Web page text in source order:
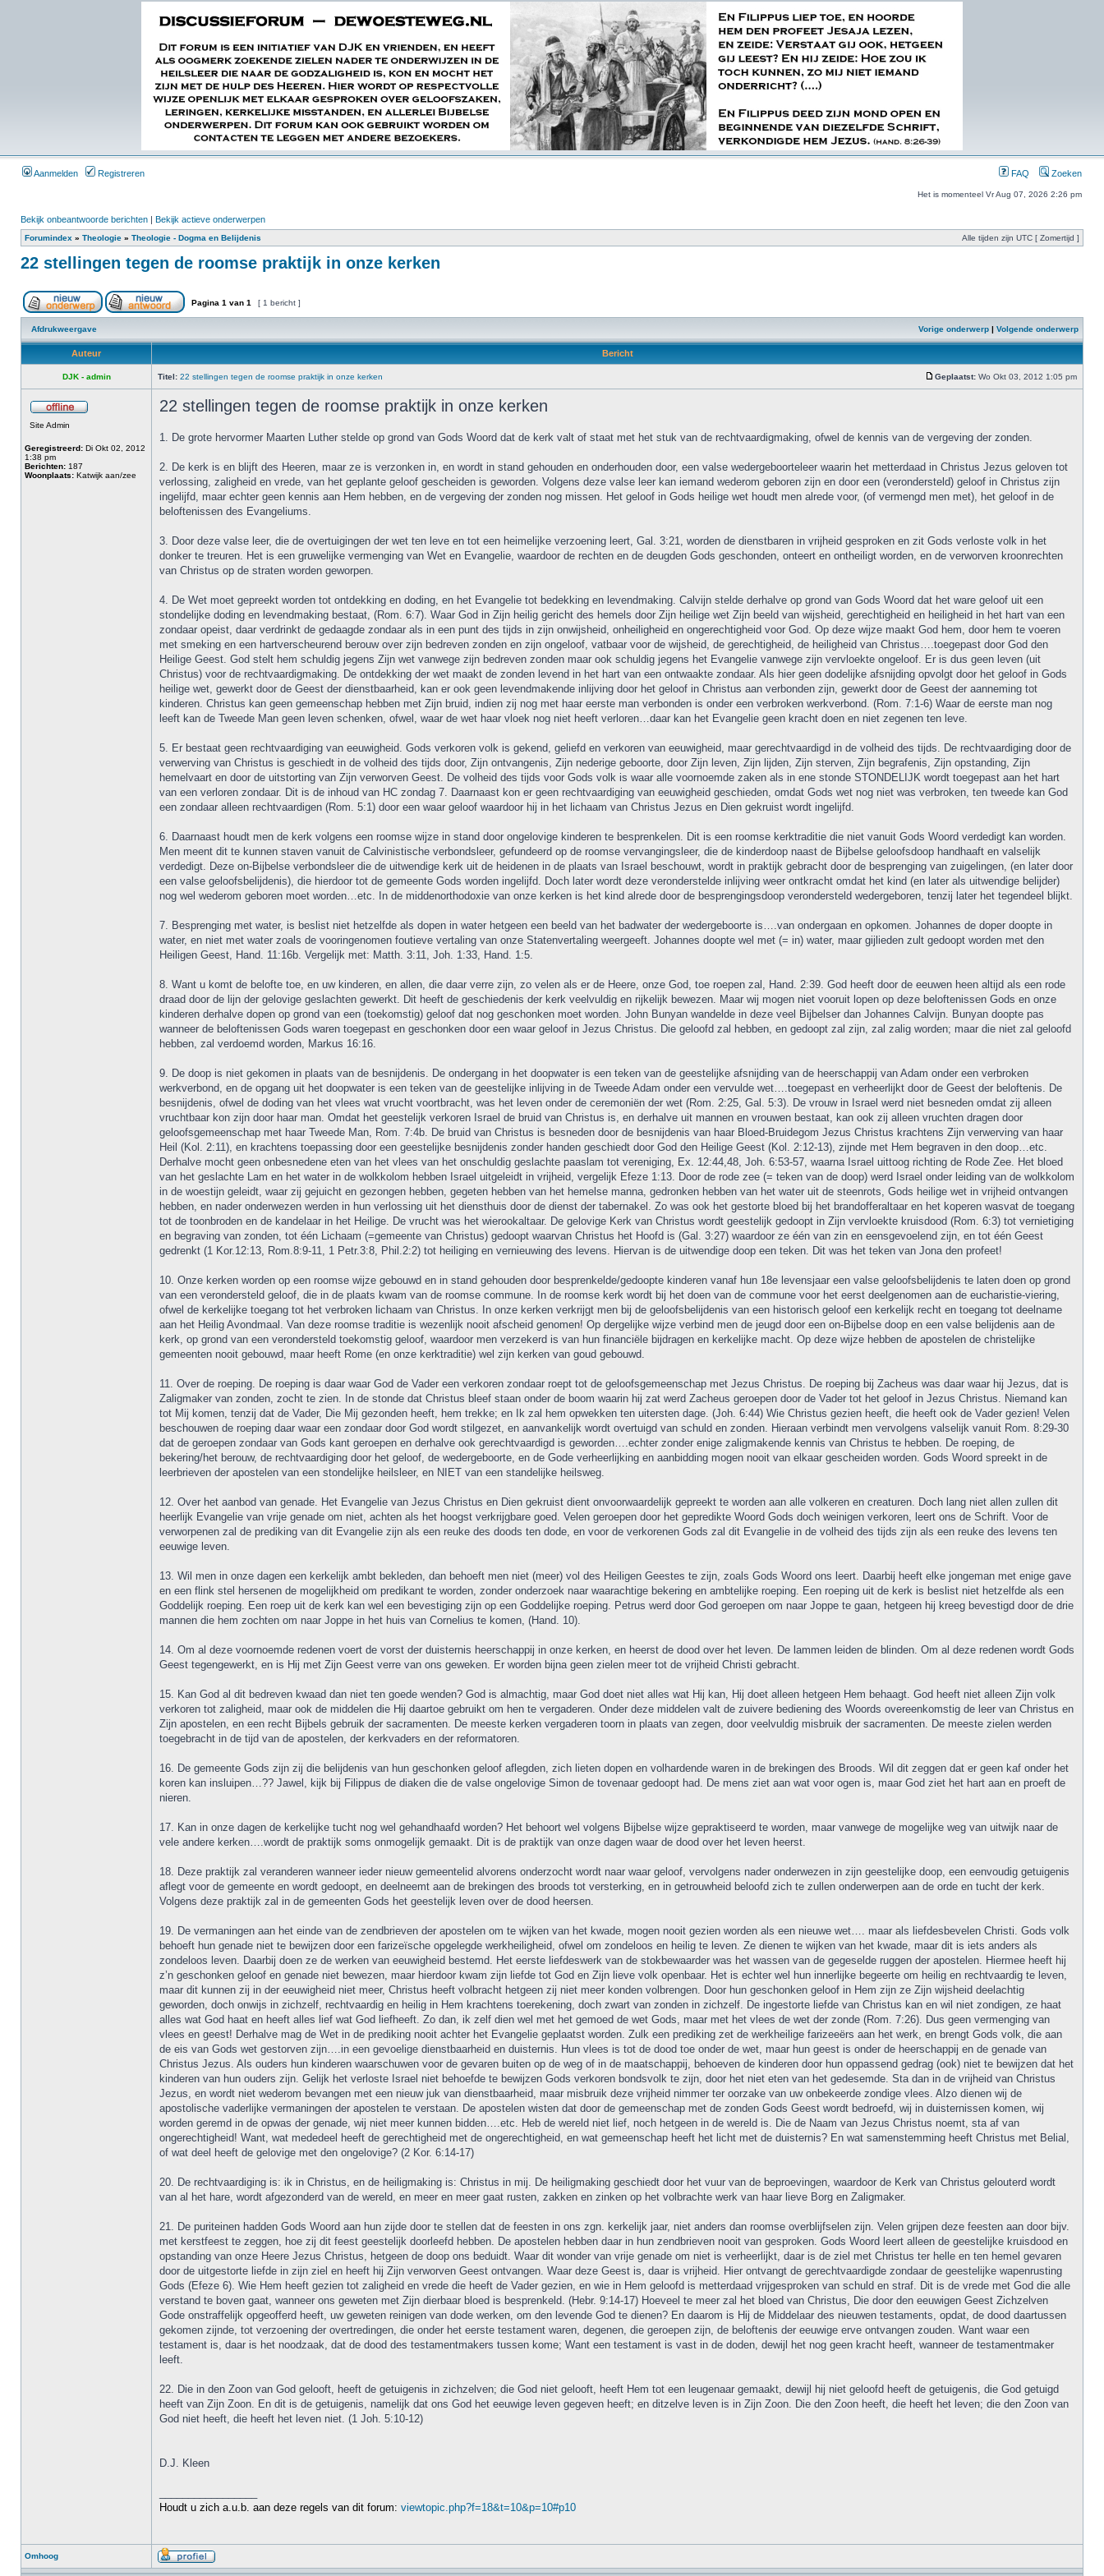
Aanmelden Registreren FAQ Zoeken
Het is momenteel Vr Aug 07, 2026 2:26 pm
Bekijk onbeantwoorde berichten | Bekijk actieve onderwerpen
Forumindex » Theologie » Theologie - Dogma en Belijdenis Alle tijden zijn UTC [ Zomertijd ]
22 stellingen tegen de roomse praktijk in onze kerken
Pagina 1 van 1 [ 1 bericht ]
Afdrukweergave Vorige onderwerp | Volgende onderwerp
Auteur Bericht
DJK - admin Titel: 22 stellingen tegen de roomse praktijk in onze kerken Geplaatst: Wo Okt 03, 2012 1:05 pm
Site Admin
Geregistreerd: Di Okt 02, 2012
1:38 pm
Berichten: 187
Woonplaats: Katwijk aan/zee
22 stellingen tegen de roomse praktijk in onze kerken
1. De grote hervormer Maarten Luther stelde op grond van Gods Woord dat de kerk valt of staat met het stuk van de rechtvaardigmaking, ofwel de kennis van de vergeving der zonden.
2. De kerk is en blijft des Heeren, maar ze is verzonken in, en wordt in stand gehouden en onderhouden door, een valse wedergeboorteleer waarin het metterdaad in Christus Jezus geloven tot
verlossing, zaligheid en vrede, van het geplante geloof gescheiden is geworden. Volgens deze valse leer kan iemand wederom geboren zijn en door een (verondersteld) geloof in Christus zijn
ingelijfd, maar echter geen kennis aan Hem hebben, en de vergeving der zonden nog missen. Het geloof in Gods heilige wet houdt men alrede voor, (of vermengd men met), het geloof in de
beloftenissen des Evangeliums.
3. Door deze valse leer, die de overtuigingen der wet ten leve en tot een heimelijke verzoening leert, Gal. 3:21, worden de dienstbaren in vrijheid gesproken en zit Gods verloste volk in het
donker te treuren. Het is een gruwelijke vermenging van Wet en Evangelie, waardoor de rechten en de deugden Gods geschonden, onteert en ontheiligt worden, en de verworven kroonrechten
van Christus op de straten worden geworpen.
4. De Wet moet gepreekt worden tot ontdekking en doding, en het Evangelie tot bedekking en levendmaking. Calvijn stelde derhalve op grond van Gods Woord dat het ware geloof uit een
stondelijke doding en levendmaking bestaat, (Rom. 6:7). Waar God in Zijn heilig gericht des hemels door Zijn heilige wet Zijn beeld van wijsheid, gerechtigheid en heiligheid in het hart van een
zondaar opeist, daar verdrinkt de gedaagde zondaar als in een punt des tijds in zijn onwijsheid, onheiligheid en ongerechtigheid voor God. Op deze wijze maakt God hem, door hem te voeren
met smeking en een hartverscheurend berouw over zijn bedreven zonden en zijn ongeloof, vatbaar voor de wijsheid, de gerechtigheid, de heiligheid van Christus….toegepast door God den
Heilige Geest. God stelt hem schuldig jegens Zijn wet vanwege zijn bedreven zonden maar ook schuldig jegens het Evangelie vanwege zijn vervloekte ongeloof. Er is dus geen leven (uit
Christus) voor de rechtvaardigmaking. De ontdekking der wet maakt de zonden levend in het hart van een ontwaakte zondaar. Als hier geen dodelijke afsnijding opvolgt door het geloof in Gods
heilige wet, gewerkt door de Geest der dienstbaarheid, kan er ook geen levendmakende inlijving door het geloof in Christus aan verbonden zijn, gewerkt door de Geest der aanneming tot
kinderen. Christus kan geen gemeenschap hebben met Zijn bruid, indien zij nog met haar eerste man verbonden is onder een verbroken werkverbond. (Rom. 7:1-6) Waar de eerste man nog
leeft kan de Tweede Man geen leven schenken, ofwel, waar de wet haar vloek nog niet heeft verloren…daar kan het Evangelie geen kracht doen en niet zegenen ten leve.
5. Er bestaat geen rechtvaardiging van eeuwigheid. Gods verkoren volk is gekend, geliefd en verkoren van eeuwigheid, maar gerechtvaardigd in de volheid des tijds. De rechtvaardiging door de
verwerving van Christus is geschiedt in de volheid des tijds door, Zijn ontvangenis, Zijn nederige geboorte, door Zijn leven, Zijn lijden, Zijn sterven, Zijn begrafenis, Zijn opstanding, Zijn
hemelvaart en door de uitstorting van Zijn verworven Geest. De volheid des tijds voor Gods volk is waar alle voornoemde zaken als in ene stonde STONDELIJK wordt toegepast aan het hart
van een verloren zondaar. Dit is de inhoud van HC zondag 7. Daarnaast kon er geen rechtvaardiging van eeuwigheid geschieden, omdat Gods wet nog niet was verbroken, ten tweede kan God
een zondaar alleen rechtvaardigen (Rom. 5:1) door een waar geloof waardoor hij in het lichaam van Christus Jezus en Dien gekruist wordt ingelijfd.
6. Daarnaast houdt men de kerk volgens een roomse wijze in stand door ongelovige kinderen te besprenkelen. Dit is een roomse kerktraditie die niet vanuit Gods Woord verdedigt kan worden.
Men meent dit te kunnen staven vanuit de Calvinistische verbondsleer, gefundeerd op de roomse vervangingsleer, die de kinderdoop naast de Bijbelse geloofsdoop handhaaft en valselijk
verdedigt. Deze on-Bijbelse verbondsleer die de uitwendige kerk uit de heidenen in de plaats van Israel beschouwt, wordt in praktijk gebracht door de besprenging van zuigelingen, (en later door
een valse geloofsbelijdenis), die hierdoor tot de gemeente Gods worden ingelijfd. Doch later wordt deze veronderstelde inlijving weer ontkracht omdat het kind (en later als uitwendige belijder)
nog wel wederom geboren moet worden…etc. In de middenorthodoxie van onze kerken is het kind alrede door de besprengingsdoop verondersteld wedergeboren, tenzij later het tegendeel blijkt.
7. Besprenging met water, is beslist niet hetzelfde als dopen in water hetgeen een beeld van het badwater der wedergeboorte is….van ondergaan en opkomen. Johannes de doper doopte in
water, en niet met water zoals de vooringenomen foutieve vertaling van onze Statenvertaling weergeeft. Johannes doopte wel met (= in) water, maar gijlieden zult gedoopt worden met den
Heiligen Geest, Hand. 11:16b. Vergelijk met: Matth. 3:11, Joh. 1:33, Hand. 1:5.
8. Want u komt de belofte toe, en uw kinderen, en allen, die daar verre zijn, zo velen als er de Heere, onze God, toe roepen zal, Hand. 2:39. God heeft door de eeuwen heen altijd als een rode
draad door de lijn der gelovige geslachten gewerkt. Dit heeft de geschiedenis der kerk veelvuldig en rijkelijk bewezen. Maar wij mogen niet vooruit lopen op deze beloftenissen Gods en onze
kinderen derhalve dopen op grond van een (toekomstig) geloof dat nog geschonken moet worden. John Bunyan wandelde in deze veel Bijbelser dan Johannes Calvijn. Bunyan doopte pas
wanneer de beloftenissen Gods waren toegepast en geschonken door een waar geloof in Jezus Christus. Die geloofd zal hebben, en gedoopt zal zijn, zal zalig worden; maar die niet zal geloofd
hebben, zal verdoemd worden, Markus 16:16.
9. De doop is niet gekomen in plaats van de besnijdenis. De ondergang in het doopwater is een teken van de geestelijke afsnijding van de heerschappij van Adam onder een verbroken
werkverbond, en de opgang uit het doopwater is een teken van de geestelijke inlijving in de Tweede Adam onder een vervulde wet….toegepast en verheerlijkt door de Geest der beloftenis. De
besnijdenis, ofwel de doding van het vlees wat vrucht voortbracht, was het leven onder de ceremoniën der wet (Rom. 2:25, Gal. 5:3). De vrouw in Israel werd niet besneden omdat zij alleen
vruchtbaar kon zijn door haar man. Omdat het geestelijk verkoren Israel de bruid van Christus is, en derhalve uit mannen en vrouwen bestaat, kan ook zij alleen vruchten dragen door
geloofsgemeenschap met haar Tweede Man, Rom. 7:4b. De bruid van Christus is besneden door de besnijdenis van haar Bloed-Bruidegom Jezus Christus krachtens Zijn verwerving van haar
Heil (Kol. 2:11), en krachtens toepassing door een geestelijke besnijdenis zonder handen geschiedt door God den Heilige Geest (Kol. 2:12-13), zijnde met Hem begraven in den doop…etc.
Derhalve mocht geen onbesnedene eten van het vlees van het onschuldig geslachte paaslam tot vereniging, Ex. 12:44,48, Joh. 6:53-57, waarna Israel uittoog richting de Rode Zee. Het bloed
van het geslachte Lam en het water in de wolkkolom hebben Israel uitgeleidt in vrijheid, vergelijk Efeze 1:13. Door de rode zee (= teken van de doop) werd Israel onder leiding van de wolkkolom
in de woestijn geleidt, waar zij gejuicht en gezongen hebben, gegeten hebben van het hemelse manna, gedronken hebben van het water uit de steenrots, Gods heilige wet in vrijheid ontvangen
hebben, en nader onderwezen werden in hun verlossing uit het diensthuis door de dienst der tabernakel. Zo was ook het gestorte bloed bij het brandofferaltaar en het koperen wasvat de toegang
tot de toonbroden en de kandelaar in het Heilige. De vrucht was het wierookaltaar. De gelovige Kerk van Christus wordt geestelijk gedoopt in Zijn vervloekte kruisdood (Rom. 6:3) tot vernietiging
en begraving van zonden, tot één Lichaam (=gemeente van Christus) gedoopt waarvan Christus het Hoofd is (Gal. 3:27) waardoor ze één van zin en eensgevoelend zijn, en tot één Geest
gedrenkt (1 Kor.12:13, Rom.8:9-11, 1 Petr.3:8, Phil.2:2) tot heiliging en vernieuwing des levens. Hiervan is de uitwendige doop een teken. Dit was het teken van Jona den profeet!
10. Onze kerken worden op een roomse wijze gebouwd en in stand gehouden door besprenkelde/gedoopte kinderen vanaf hun 18e levensjaar een valse geloofsbelijdenis te laten doen op grond
van een verondersteld geloof, die in de plaats kwam van de roomse commune. In de roomse kerk wordt bij het doen van de commune voor het eerst deelgenomen aan de eucharistie-viering,
ofwel de kerkelijke toegang tot het verbroken lichaam van Christus. In onze kerken verkrijgt men bij de geloofsbelijdenis van een historisch geloof een kerkelijk recht en toegang tot deelname
aan het Heilig Avondmaal. Van deze roomse traditie is wezenlijk nooit afscheid genomen! Op dergelijke wijze verbind men de jeugd door een on-Bijbelse doop en een valse belijdenis aan de
kerk, op grond van een verondersteld toekomstig geloof, waardoor men verzekerd is van hun financiële bijdragen en kerkelijke macht. Op deze wijze hebben de apostelen de christelijke
gemeenten nooit gebouwd, maar heeft Rome (en onze kerktraditie) wel zijn kerken van goud gebouwd.
11. Over de roeping. De roeping is daar waar God de Vader een verkoren zondaar roept tot de geloofsgemeenschap met Jezus Christus. De roeping bij Zacheus was daar waar hij Jezus, dat is
Zaligmaker van zonden, zocht te zien. In de stonde dat Christus bleef staan onder de boom waarin hij zat werd Zacheus geroepen door de Vader tot het geloof in Jezus Christus. Niemand kan
tot Mij komen, tenzij dat de Vader, Die Mij gezonden heeft, hem trekke; en Ik zal hem opwekken ten uitersten dage. (Joh. 6:44) Wie Christus gezien heeft, die heeft ook de Vader gezien! Velen
beschouwen de roeping daar waar een zondaar door God wordt stilgezet, en aanvankelijk wordt overtuigd van schuld en zonden. Hieraan verbindt men vervolgens valselijk vanuit Rom. 8:29-30
dat de geroepen zondaar van Gods kant geroepen en derhalve ook gerechtvaardigd is geworden….echter zonder enige zaligmakende kennis van Christus te hebben. De roeping, de
bekering/het berouw, de rechtvaardiging door het geloof, de wedergeboorte, en de Gode verheerlijking en aanbidding mogen nooit van elkaar gescheiden worden. Gods Woord spreekt in de
leerbrieven der apostelen van een stondelijke heilsleer, en NIET van een standelijke heilsweg.
12. Over het aanbod van genade. Het Evangelie van Jezus Christus en Dien gekruist dient onvoorwaardelijk gepreekt te worden aan alle volkeren en creaturen. Doch lang niet allen zullen dit
heerlijk Evangelie van vrije genade om niet, achten als het hoogst verkrijgbare goed. Velen geroepen door het gepredikte Woord Gods doch weinigen verkoren, leert ons de Schrift. Voor de
verworpenen zal de prediking van dit Evangelie zijn als een reuke des doods ten dode, en voor de verkorenen Gods zal dit Evangelie in de volheid des tijds zijn als een reuke des levens ten
eeuwige leven.
13. Wil men in onze dagen een kerkelijk ambt bekleden, dan behoeft men niet (meer) vol des Heiligen Geestes te zijn, zoals Gods Woord ons leert. Daarbij heeft elke jongeman met enige gave
en een flink stel hersenen de mogelijkheid om predikant te worden, zonder onderzoek naar waarachtige bekering en ambtelijke roeping. Een roeping uit de kerk is beslist niet hetzelfde als een
Goddelijk roeping. Een roep uit de kerk kan wel een bevestiging zijn op een Goddelijke roeping. Petrus werd door God geroepen om naar Joppe te gaan, hetgeen hij kreeg bevestigd door de drie
mannen die hem zochten om naar Joppe in het huis van Cornelius te komen, (Hand. 10).
14. Om al deze voornoemde redenen voert de vorst der duisternis heerschappij in onze kerken, en heerst de dood over het leven. De lammen leiden de blinden. Om al deze redenen wordt Gods
Geest tegengewerkt, en is Hij met Zijn Geest verre van ons geweken. Er worden bijna geen zielen meer tot de vrijheid Christi gebracht.
15. Kan God al dit bedreven kwaad dan niet ten goede wenden? God is almachtig, maar God doet niet alles wat Hij kan, Hij doet alleen hetgeen Hem behaagt. God heeft niet alleen Zijn volk
verkoren tot zaligheid, maar ook de middelen die Hij daartoe gebruikt om hen te vergaderen. Onder deze middelen valt de zuivere bediening des Woords overeenkomstig de leer van Christus en
Zijn apostelen, en een recht Bijbels gebruik der sacramenten. De meeste kerken vergaderen toorn in plaats van zegen, door veelvuldig misbruik der sacramenten. De meeste zielen werden
toegebracht in de tijd van de apostelen, der kerkvaders en der reformatoren.
16. De gemeente Gods zijn zij die belijdenis van hun geschonken geloof aflegden, zich lieten dopen en volhardende waren in de brekingen des Broods. Wil dit zeggen dat er geen kaf onder het
koren kan insluipen…?? Jawel, kijk bij Filippus de diaken die de valse ongelovige Simon de tovenaar gedoopt had. De mens ziet aan wat voor ogen is, maar God ziet het hart aan en proeft de
nieren.
17. Kan in onze dagen de kerkelijke tucht nog wel gehandhaafd worden? Het behoort wel volgens Bijbelse wijze gepraktiseerd te worden, maar vanwege de mogelijke weg van uitwijk naar de
vele andere kerken….wordt de praktijk soms onmogelijk gemaakt. Dit is de praktijk van onze dagen waar de dood over het leven heerst.
18. Deze praktijk zal veranderen wanneer ieder nieuw gemeentelid alvorens onderzocht wordt naar waar geloof, vervolgens nader onderwezen in zijn geestelijke doop, een eenvoudig getuigenis
aflegt voor de gemeente en wordt gedoopt, en deelneemt aan de brekingen des broods tot versterking, en in getrouwheid beloofd zich te zullen onderwerpen aan de orde en tucht der kerk.
Volgens deze praktijk zal in de gemeenten Gods het geestelijk leven over de dood heersen.
19. De vermaningen aan het einde van de zendbrieven der apostelen om te wijken van het kwade, mogen nooit gezien worden als een nieuwe wet…. maar als liefdesbevelen Christi. Gods volk
behoeft hun genade niet te bewijzen door een farizeïsche opgelegde werkheiligheid, ofwel om zondeloos en heilig te leven. Ze dienen te wijken van het kwade, maar dit is iets anders als
zondeloos leven. Daarbij doen ze de werken van eeuwigheid bestemd. Het eerste liefdeswerk van de stokbewaarder was het wassen van de gegeselde ruggen der apostelen. Hiermee heeft hij
z’n geschonken geloof en genade niet bewezen, maar hierdoor kwam zijn liefde tot God en Zijn lieve volk openbaar. Het is echter wel hun innerlijke begeerte om heilig en rechtvaardig te leven,
maar dit kunnen zij in der eeuwigheid niet meer, Christus heeft volbracht hetgeen zij niet meer konden volbrengen. Door hun geschonken geloof in Hem zijn ze Zijn wijsheid deelachtig
geworden, doch onwijs in zichzelf, rechtvaardig en heilig in Hem krachtens toerekening, doch zwart van zonden in zichzelf. De ingestorte liefde van Christus kan en wil niet zondigen, ze haat
alles wat God haat en heeft alles lief wat God liefheeft. Zo dan, ik zelf dien wel met het gemoed de wet Gods, maar met het vlees de wet der zonde (Rom. 7:26). Dus geen vermenging van
vlees en geest! Derhalve mag de Wet in de prediking nooit achter het Evangelie geplaatst worden. Zulk een prediking zet de werkheilige farizeeërs aan het werk, en brengt Gods volk, die aan
de eis van Gods wet gestorven zijn….in een gevoelige dienstbaarheid en duisternis. Hun vlees is tot de dood toe onder de wet, maar hun geest is onder de heerschappij en de genade van
Christus Jezus. Als ouders hun kinderen waarschuwen voor de gevaren buiten op de weg of in de maatschappij, behoeven de kinderen door hun oppassend gedrag (ook) niet te bewijzen dat het
kinderen van hun ouders zijn. Gelijk het verloste Israel niet behoefde te bewijzen Gods verkoren bondsvolk te zijn, door het niet eten van het gedesemde. Sta dan in de vrijheid van Christus
Jezus, en wordt niet wederom bevangen met een nieuw juk van dienstbaarheid, maar misbruik deze vrijheid nimmer ter oorzake van uw onbekeerde zondige vlees. Alzo dienen wij de
apostolische vaderlijke vermaningen der apostelen te verstaan. De apostelen wisten dat door de gemeenschap met de zonden Gods Geest wordt bedroefd, wij in duisternissen komen, wij
worden geremd in de opwas der genade, wij niet meer kunnen bidden….etc. Heb de wereld niet lief, noch hetgeen in de wereld is. Die de Naam van Jezus Christus noemt, sta af van
ongerechtigheid! Want, wat mededeel heeft de gerechtigheid met de ongerechtigheid, en wat gemeenschap heeft het licht met de duisternis? En wat samenstemming heeft Christus met Belial,
of wat deel heeft de gelovige met den ongelovige? (2 Kor. 6:14-17)
20. De rechtvaardiging is: ik in Christus, en de heiligmaking is: Christus in mij. De heiligmaking geschiedt door het vuur van de beproevingen, waardoor de Kerk van Christus gelouterd wordt
van al het hare, wordt afgezonderd van de wereld, en meer en meer gaat rusten, zakken en zinken op het volbrachte werk van haar lieve Borg en Zaligmaker.
21. De puriteinen hadden Gods Woord aan hun zijde door te stellen dat de feesten in ons zgn. kerkelijk jaar, niet anders dan roomse overblijfselen zijn. Velen grijpen deze feesten aan door bijv.
met kerstfeest te zeggen, hoe zij dit feest geestelijk doorleefd hebben. De apostelen hebben daar in hun zendbrieven nooit van gesproken. Gods Woord leert alleen de geestelijke kruisdood en
opstanding van onze Heere Jezus Christus, hetgeen de doop ons beduidt. Waar dit wonder van vrije genade om niet is verheerlijkt, daar is de ziel met Christus ter helle en ten hemel gevaren
door de uitgestorte liefde in zijn ziel en heeft hij Zijn verworven Geest ontvangen. Waar deze Geest is, daar is vrijheid. Hier ontvangt de gerechtvaardigde zondaar de geestelijke wapenrusting
Gods (Efeze 6). Wie Hem heeft gezien tot zaligheid en vrede die heeft de Vader gezien, en wie in Hem geloofd is metterdaad vrijgesproken van schuld en straf. Dit is de vrede met God die alle
verstand te boven gaat, wanneer ons geweten met Zijn dierbaar bloed is besprenkeld. (Hebr. 9:14-17) Hoeveel te meer zal het bloed van Christus, Die door den eeuwigen Geest Zichzelven
Gode onstraffelijk opgeofferd heeft, uw geweten reinigen van dode werken, om den levende God te dienen? En daarom is Hij de Middelaar des nieuwen testaments, opdat, de dood daartussen
gekomen zijnde, tot verzoening der overtredingen, die onder het eerste testament waren, degenen, die geroepen zijn, de beloftenis der eeuwige erve ontvangen zouden. Want waar een
testament is, daar is het noodzaak, dat de dood des testamentmakers tussen kome; Want een testament is vast in de doden, dewijl het nog geen kracht heeft, wanneer de testamentmaker
leeft.
22. Die in den Zoon van God gelooft, heeft de getuigenis in zichzelven; die God niet gelooft, heeft Hem tot een leugenaar gemaakt, dewijl hij niet geloofd heeft de getuigenis, die God getuigd
heeft van Zijn Zoon. En dit is de getuigenis, namelijk dat ons God het eeuwige leven gegeven heeft; en ditzelve leven is in Zijn Zoon. Die den Zoon heeft, die heeft het leven; die den Zoon van
God niet heeft, die heeft het leven niet. (1 Joh. 5:10-12)
D.J. Kleen
Houdt u zich a.u.b. aan deze regels van dit forum: viewtopic.php?f=18&t=10&p=10#p10
Omhoog